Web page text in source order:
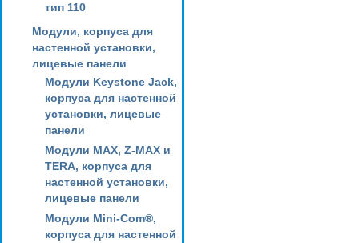
тип 110
Модули, корпуса для
настенной установки,
лицевые панели
Модули Keystone Jack,
корпуса для настенной
установки, лицевые
панели
Модули MAX, Z-MAX и
TERA, корпуса для
настенной установки,
лицевые панели
Модули Mini-Com®,
корпуса для настенной